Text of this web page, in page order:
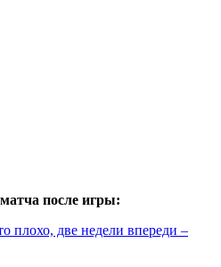
после игры:
плохо, две недели впереди –